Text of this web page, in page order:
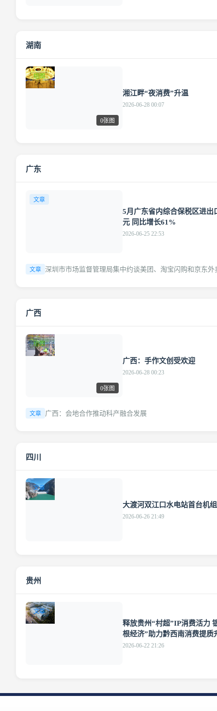
湖南
组图
0张图
湘江畔“夜消费”升温
2026-06-28 00:07
广东
文章
5月广东省内综合保税区进出
元 同比增长61%
2026-06-25 22:53
文章 深圳市市场监督管理局集中约谈美团、淘宝闪购和京东外
广西
组图
0张图
广西：手作文创受欢迎
2026-06-28 00:23
文章 广西：会地合作推动科产融合发展
四川
文章
大渡河双江口水电站首台机
2026-06-26 21:49
贵州
文章
释放贵州“村超”IP消费活力
根经济”助力黔西南消费提质
2026-06-22 21:26